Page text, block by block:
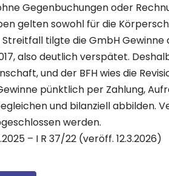
Gegenbuchungen oder
gelten sowohl für die
tilgte die GmbH Gewinne
also deutlich verspätet.
und der BFH wies die
pünktlich per Zahlung,
und bilanziell abbilden.
werden.
– I R 37/22 (veröff. 12.3.2026)